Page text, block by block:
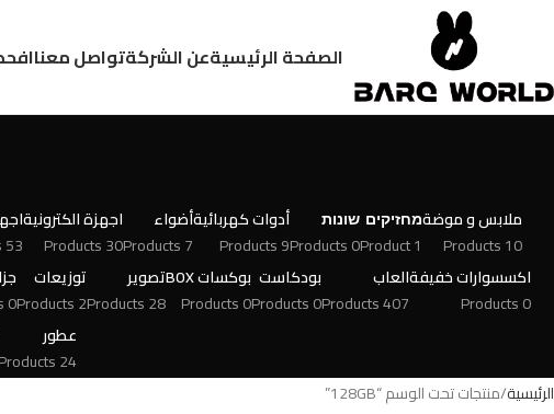
الصفحة الرئيسيةعن الشركةتواصل معنا
ملابس و موضة
10 Products
מחזיקים
1 Product
שונות
0 Products
أدوات كهربائية
9 Products
أضواء
7 Products
اجهزة الكترونية
30 Products
53 Products
اكسسوارات خفيفة
0 Products
العاب
407 Products
بودكاست
0 Products
بوكسات BOX
0 Products
تصوير
28 Products
توزيعات
2 Products
0 Products
عطور
24 Products
الرئيسية منتجات تحت الوسم “128GB”